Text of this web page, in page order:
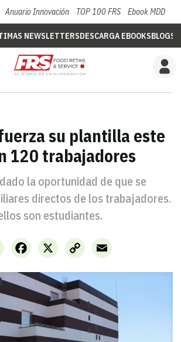
Anuario Innovación TOP 100 FRS Ebook MDD
NEWSLETTERSDESCARGA EBOOKSBLOGS
su plantilla este
120 trabajadores
la oportunidad de que se
directos de los trabajadores.
son estudiantes.
LinkedIn X
Facebook
Copy
Link
Email